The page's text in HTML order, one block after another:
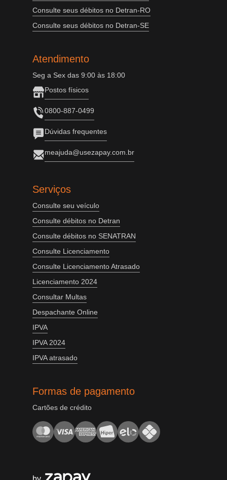
Consulte seus débitos no Detran-RO
Consulte seus débitos no Detran-SE
Atendimento
Seg a Sex das 9:00 às 18:00
Postos físicos
0800-887-0499
Dúvidas frequentes
meajuda@usezapay.com.br
Serviços
Consulte seu veículo
Consulte débitos no Detran
Consulte débitos no SENATRAN
Consulte Licenciamento
Consulte Licenciamento Atrasado
Licenciamento 2024
Consultar Multas
Despachante Online
IPVA
IPVA 2024
IPVA atrasado
Formas de pagamento
Cartões de crédito